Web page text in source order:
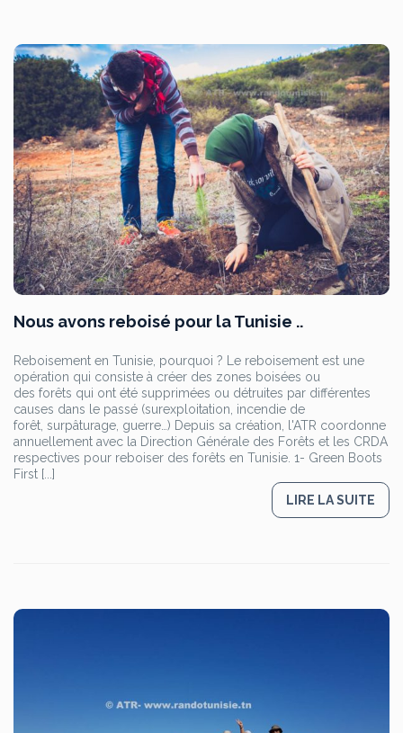
Nous avons reboisé pour la Tunisie ..
Reboisement en Tunisie, pourquoi ? Le reboisement est une
opération qui consiste à créer des zones boisées ou
des forêts qui ont été supprimées ou détruites par différentes
causes dans le passé (surexploitation, incendie de
forêt, surpâturage, guerre…) Depuis sa création, l'ATR coordonne
annuellement avec la Direction Générale des Forêts et les CRDA
respectives pour reboiser des forêts en Tunisie. 1- Green Boots
First [...]
LIRE LA SUITE